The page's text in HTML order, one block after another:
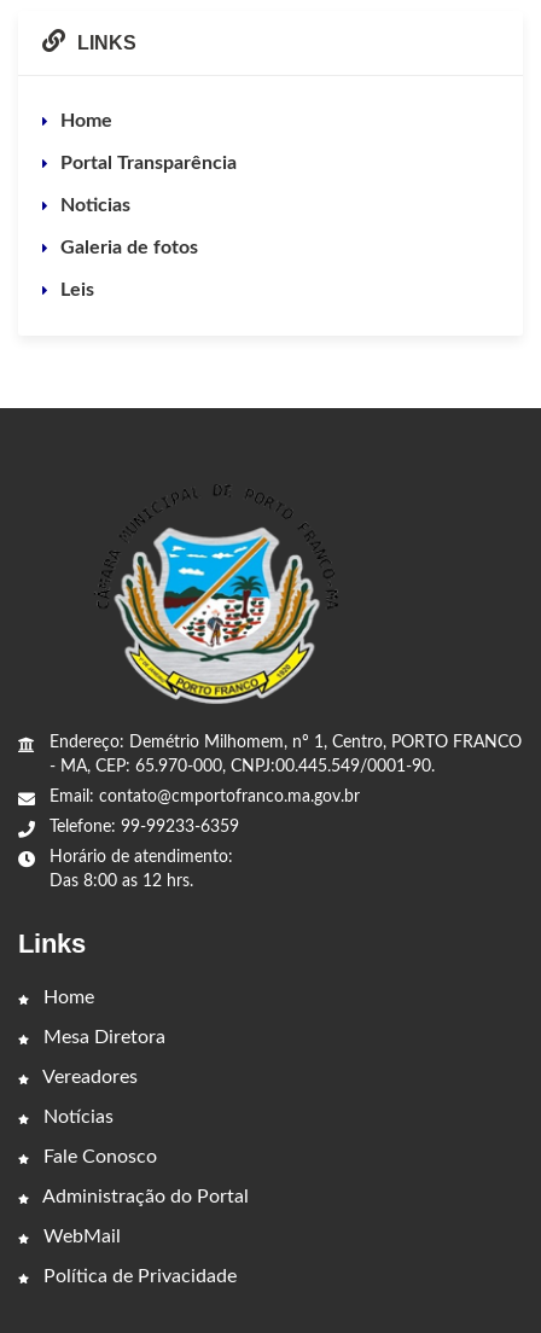
LINKS
Home
Portal Transparência
Noticias
Galeria de fotos
Leis
Endereço: Demétrio Milhomem, nº 1, Centro, PORTO FRANCO
- MA, CEP: 65.970-000, CNPJ:00.445.549/0001-90.
Email: contato@cmportofranco.ma.gov.br
Telefone: 99-99233-6359
Horário de atendimento:
Das 8:00 as 12 hrs.
Links
Home
Mesa Diretora
Vereadores
Notícias
Fale Conosco
Administração do Portal
WebMail
Política de Privacidade